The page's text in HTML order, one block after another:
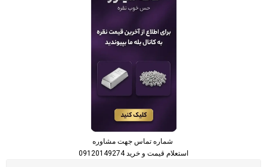
استعلام قیمت و خرید 09120149274